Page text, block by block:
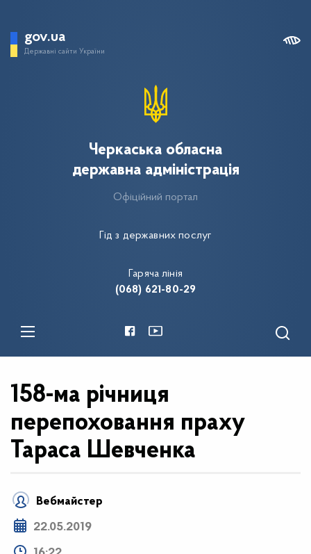
gov.ua
Державні сайти України
Гід з державних послуг
Черкаська обласна
державна адміністрація
Офіційний портал
Гаряча лінія
(068) 621-80-29
158-ма річниця
перепоховання праху
Тараса Шевченка
Вебмайстер
22.05.2019